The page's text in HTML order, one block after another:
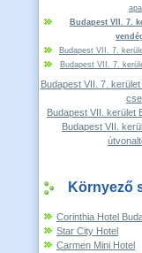
Budapest VII. 7.
Budapest VII. 7.
Budapest VII. 7.
Budapest VII. 7.
Budapest VII. kerület
Budapest VII.
Környező
Corinthia Hotel
Star City Hotel
Carmen Mini Hotel